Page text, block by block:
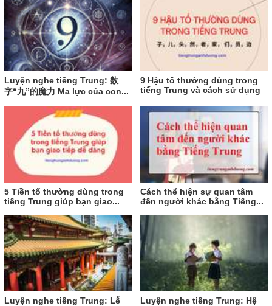
Luyện nghe tiếng Trung: 数
字“九”的魔力 Ma lực của con...
9 Hậu tố thường dùng trong
tiếng Trung và cách sử dụng
5 Tiền tố thường dùng trong
tiếng Trung giúp bạn giao...
Cách thể hiện sự quan tâm
đến người khác bằng Tiếng...
Luyện nghe tiếng Trung: Lễ
Luyện nghe tiếng Trung: Hệ